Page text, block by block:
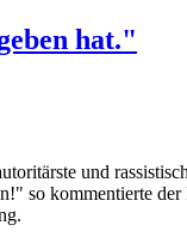
hat."
und
so kommentierte der